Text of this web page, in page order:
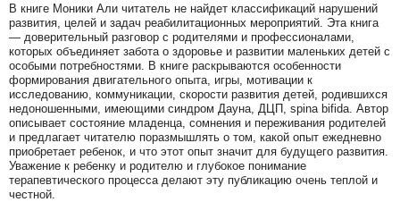
В книге Моники Али читатель не найдет классификаций нарушений
развития, целей и задач реабилитационных мероприятий. Эта книга
— доверительный разговор с родителями и профессионалами,
которых объединяет забота о здоровье и развитии маленьких детей с
особыми потребностями. В книге раскрываются особенности
формирования двигательного опыта, игры, мотивации к
исследованию, коммуникации, скорости развития детей, родившихся
недоношенными, имеющими синдром Дауна, ДЦП, spina bifida. Автор
описывает состояние младенца, сомнения и переживания родителей
и предлагает читателю поразмышлять о том, какой опыт ежедневно
приобретает ребенок, и что этот опыт значит для будущего развития.
Уважение к ребенку и родителю и глубокое понимание
терапевтического процесса делают эту публикацию очень теплой и
честной.